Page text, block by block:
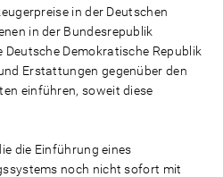
in der Deutschen
in der Bundesrepublik
Deutsche Demokratische Republik
Erstattungen gegenüber den
einführen, soweit diese
die Einführung eines
noch nicht sofort mit